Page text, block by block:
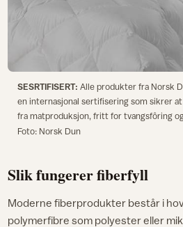
SESRTIFISERT: Alle produkter fra Norsk
en internasjonal sertifisering som sikrer
fra matproduksjon, fritt for tvangsfôring
Foto: Norsk Dun
Slik fungerer fiberfyll
Moderne fiberprodukter består i
polymerfibre som polyester eller